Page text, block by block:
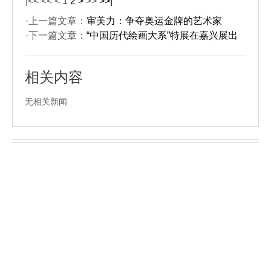
·上一篇文章： 审美力：争夺奥运金牌的艺术家
·下一篇文章： “中国历代绘画大系”特展在嘉兴展出
相关内容
无相关新闻